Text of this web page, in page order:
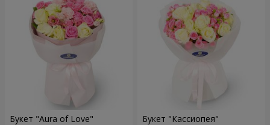
Букет "Aura of Love" Букет "Кассиопея"